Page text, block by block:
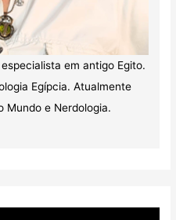
em antigo Egito.
Egípcia. Atualmente
Mundo e Nerdologia.